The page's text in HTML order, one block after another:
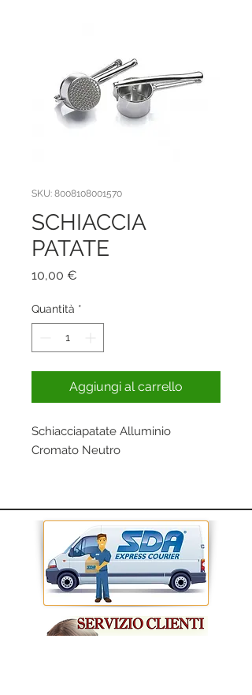
SKU: 8008108001570
SCHIACCIA
PATATE
10,00 €
Quantità *
Aggiungi al carrello
Schiacciapatate Alluminio
Cromato Neutro